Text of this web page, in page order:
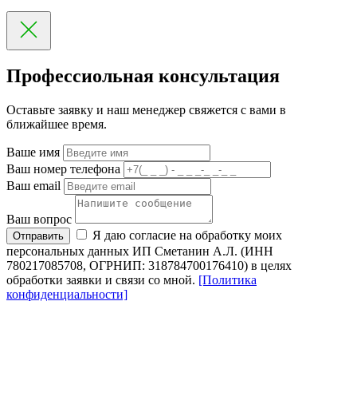
Профессиольная консультация
Оставьте заявку и наш менеджер свяжется с вами в
ближайшее время.
Ваше имя
Ваш номер телефона
Ваш email
Ваш вопрос
Отправить
Я даю согласие на обработку моих
персональных данных ИП Сметанин А.Л. (ИНН
780217085708, ОГРНИП: 318784700176410) в целях
обработки заявки и связи со мной. [Политика
конфиденциальности]